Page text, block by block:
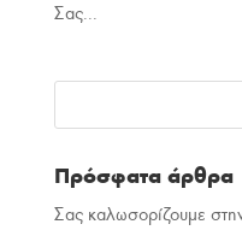
Σας...
Πρόσφατα άρθρα
Σας καλωσορίζουμε